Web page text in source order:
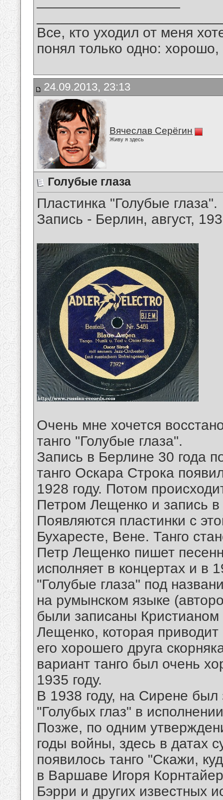
Все, кто уходил от меня
понял только одно:
24.09.2013, 23:13
Вячеслав Серёгин
Живу я здесь
Голубые глаза
Пластинка "Голубые глаза".
Запись - Берлин, август,
Очень мне хочется
танго "Голубые глаза".
Запись в Берлине 30 года
танго Оскара Строка
1928 году. Потом
Петром Лещенко и запись
Появляются пластинки с
Бухаресте, Вене. Танго
Петр Лещенко пишет
исполняет в концертах и в
"Голубые глаза" под
на румынском языке
были записаны
Лещенко, которая
его хорошего друга
вариант танго был очень
1935 году.
В 1938 году, на Сирене был
"Голубых глаз" в
Позже, по одним
годы войны, здесь в датах
появилось танго "Скажи,
в Варшаве Игоря
Бэрри и других известных